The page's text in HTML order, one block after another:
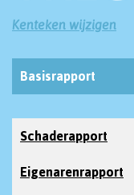
Kenteken wijzigen
Basisrapport
Schaderapport
Eigenarenrapport